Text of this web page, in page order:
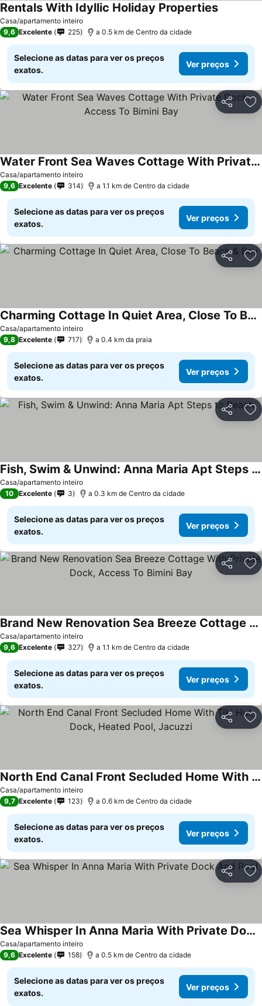
Casa/apartamento inteiro
Rentals With Idyllic Holiday PropertiesVer
9,6 Excelente 225 a 0.5 km de Centro da cidade
Selecione as datas para ver os preços
exatos.
Ver preços
Partilhar
Casa/apartamento inteiro
Water Front Sea Waves Cottage With Private Dock, Access To Bimini Bay
Ver preços
9,6 Excelente 314 a 1.1 km de Centro da cidade
Selecione as datas para ver os preços
exatos.
Ver preços
Partilhar
Casa/apartamento inteiro
Charming Cottage In Quiet Area, Close To Beach & Bay
Ver preços
9,8 Excelente 717 a 0.4 km da praia
Selecione as datas para ver os preços
exatos.
Ver preços
Partilhar
Casa/apartamento inteiro
Fish, Swim & Unwind: Anna Maria Apt Steps to Beach
Ver preços
10 Excelente 3 a 0.3 km de Centro da cidade
Selecione as datas para ver os preços
exatos.
Ver preços
Partilhar
Casa/apartamento inteiro
Brand New Renovation Sea Breeze Cottage With Private Dock, Access To Bimini Bay
Ver preços
9,6 Excelente 327 a 1.1 km de Centro da cidade
Selecione as datas para ver os preços
exatos.
Ver preços
Partilhar
Casa/apartamento inteiro
North End Canal Front Secluded Home With Tiki Hut, Dock, Heated Pool, Jacuzzi
Ver preços
9,7 Excelente 123 a 0.6 km de Centro da cidade
Selecione as datas para ver os preços
exatos.
Ver preços
Partilhar
Casa/apartamento inteiro
Sea Whisper In Anna Maria With Private Dock And Pool
Ver preços
9,6 Excelente 158 a 0.5 km de Centro da cidade
Selecione as datas para ver os preços
exatos.
Ver preços